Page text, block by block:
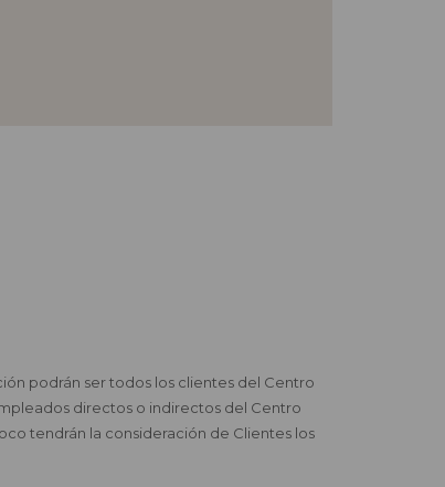
podrán ser todos los clientes del Centro
directos o indirectos del Centro
tendrán la consideración de Clientes los